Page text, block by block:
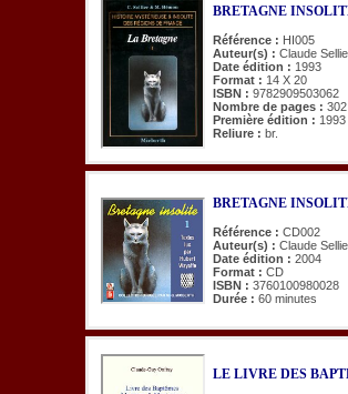
BRETAGNE
Référence : HI005
Auteur(s) : Claude
Date édition : 1993
Format : 14 X 20
ISBN : 9782909503062
Nombre de pages : 302
Première édition : 1993
Reliure : br.
BRETAGNE
Référence : CD002
Auteur(s) : Claude
Date édition : 2004
Format : CD
ISBN : 3760100980028
Durée : 60 minutes
LE LIVRE DES